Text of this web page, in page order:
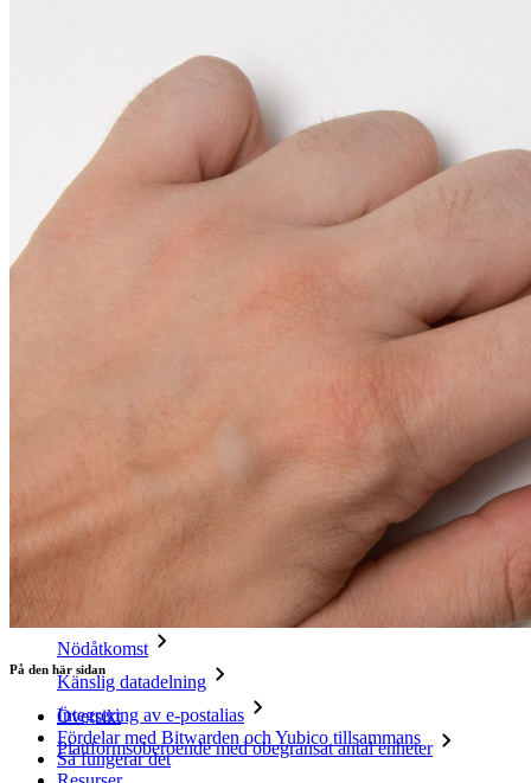
End-to-end krypterad hemlighetshantering för utveckling,
DevOps och IT-team.
Passwordless.dev och lösenord
Lås upp lösenordsfunktioner och mer med bara några rader
kod
Verktyg och funktioner
Integrerad TOTP
Nödåtkomst
Känslig datadelning
Integrering av e-postalias
Plattformsoberoende med obegränsat antal enheter
På den här sidan
Översikt
Fördelar med Bitwarden och Yubico tillsammans
Så fungerar det